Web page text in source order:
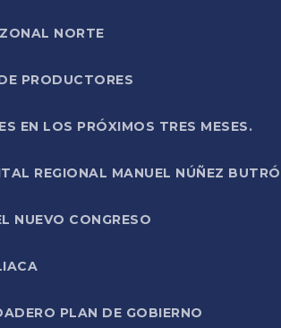
NORTE
PRODUCTORES
EN LOS PRÓXIMOS TRES MESES.
REGIONAL MANUEL NÚÑEZ
NUEVO CONGRESO
PLAN DE GOBIERNO